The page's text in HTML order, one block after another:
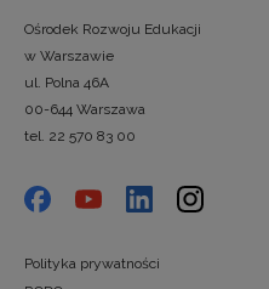
Ośrodek Rozwoju Edukacji
w Warszawie
ul. Polna 46A
00-644 Warszawa
tel. 22 570 83 00
Polityka prywatności